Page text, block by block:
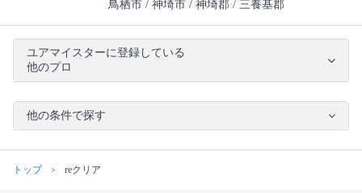
鳥栖市 神埼市 神埼郡 三養基郡
ユアマイスターに登録している
他のプロ
他の条件で探す
トップ reクリア